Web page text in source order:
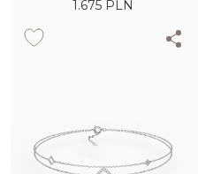
1.675 PLN